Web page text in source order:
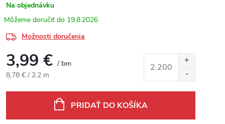
Na objednávku
19.8.2026
Možnosti doručenia
3,99 € / bm
Jednotková cena:
8,78 € / 2.2 m
PRIDAŤ DO KOŠÍKA